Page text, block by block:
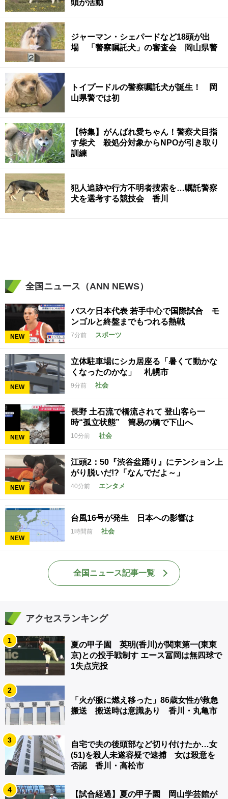
頭が活動
ジャーマン・シェパードなど18頭が出
場 「警察嘱託犬」の審査会 岡山県警
トイプードルの警察嘱託犬が誕生！ 岡
山県警では初
【特集】がんばれ愛ちゃん！警察犬目指
す柴犬 殺処分対象からNPOが引き取り
訓練
犯人追跡や行方不明者捜索を…嘱託警察
犬を選考する競技会 香川
全国ニュース（ANN NEWS）
NEW
バスケ日本代表 若手中心で国際試合 モ
ンゴルと終盤までもつれる熱戦
7分前 スポーツ
NEW
立体駐車場にシカ居座る「暑くて動かな
くなったのかな」 札幌市
9分前 社会
NEW
長野 土石流で橋流されて 登山客ら一
時“孤立状態” 簡易の橋で下山へ
10分前 社会
NEW
江頭2：50『渋谷盆踊り』にテンション上
がり脱いだ!?「なんでだよ～」
40分前 エンタメ
NEW
台風16号が発生 日本への影響は
1時間前 社会
全国ニュース記事一覧
アクセスランキング
1
夏の甲子園 英明(香川)が関東第一(東東
京)との投手戦制す エース冨岡は無四球で
1失点完投
2
「火が服に燃え移った」86歳女性が救急
搬送 搬送時は意識あり 香川・丸亀市
3
自宅で夫の後頭部など切り付けたか…女
(51)を殺人未遂容疑で逮捕 女は殺意を
否認 香川・高松市
4
【試合経過】夏の甲子園 岡山学芸館が